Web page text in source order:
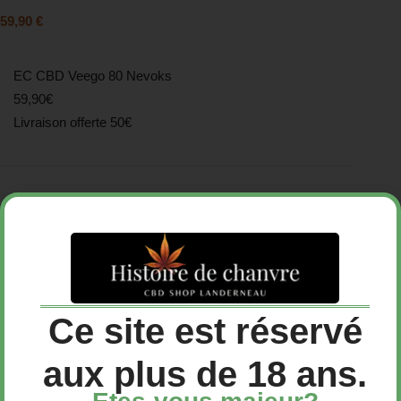
59,90 €
EC CBD Veego 80 Nevoks
59,90€
Livraison offerte 50€
Rupture de stock
Catégories :E-cigarette,Vape CBD
Ce site est réservé
aux plus de 18 ans.